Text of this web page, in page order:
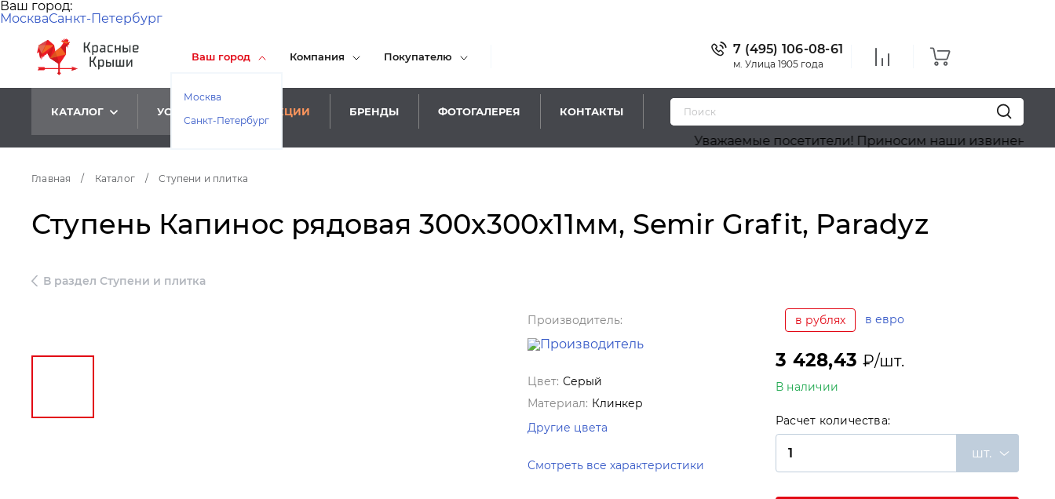
Ваш город:
МоскваСанкт-Петербург
Ваш город
Москва
Санкт-Петербург
Компания Покупателю
7 (495) 106-08-61
м. Улица 1905 года
КАТАЛОГ УСЛУГИ АКЦИИ БРЕНДЫ ФОТОГАЛЕРЕЯ КОНТАКТЫ
Уважаемые посетители! Приносим наши извинения, на
Главная / Каталог / Ступени и плитка
Ступень Капинос рядовая 300x300x11мм, Semir Grafit, Paradyz
В раздел Ступени и плитка
Производитель:
Цвет: Серый
Материал: Клинкер
Другие цвета
Смотреть все характеристики
в рублях в евро
3 428,43₽/шт.
В наличии
Расчет количества:
шт.